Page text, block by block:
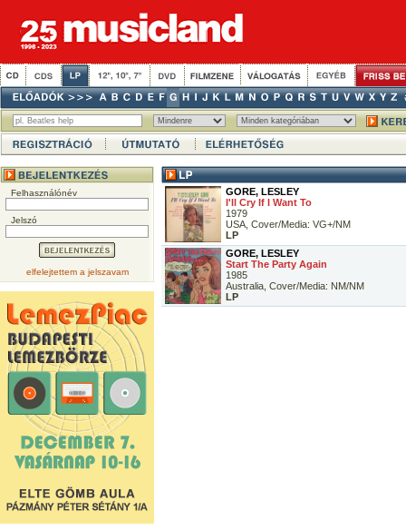
Felhasználónév
Jelszó
elfelejtettem a jelszavam
GORE, LESLEY
I'll Cry If I Want To
1979
USA, Cover/Media: VG+/NM
LP
GORE, LESLEY
Start The Party Again
1985
Australia, Cover/Media: NM/NM
LP